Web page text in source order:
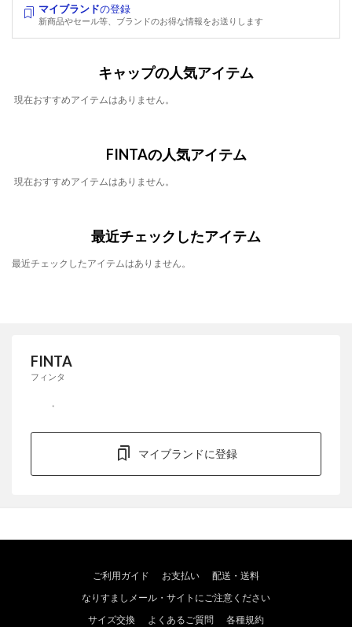
マイブランドの登録
新商品やセール等、ブランドのお得な情報をお送りします
キャップの人気アイテム
現在おすすめアイテムはありません。
FINTAの人気アイテム
現在おすすめアイテムはありません。
最近チェックしたアイテム
最近チェックしたアイテムはありません。
FINTA
フィンタ
マイブランドに登録
ご利用ガイド お支払い
配送・送料
なりすましメール・サイトにご注意ください
サイズ交換
よくあるご質問 各種規約